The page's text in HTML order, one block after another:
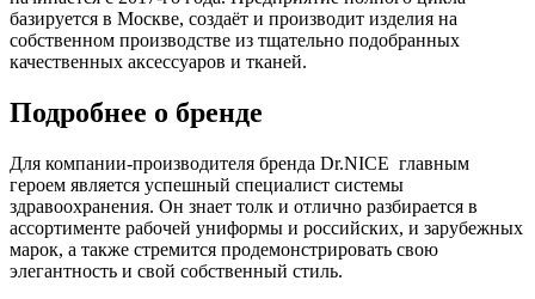
базируется в Москве, создаёт и производит изделия на
собственном производстве из тщательно подобранных
качественных аксессуаров и тканей.
Подробнее о бренде
Для компании-производителя бренда Dr.NICE главным
героем является успешный специалист системы
здравоохранения. Он знает толк и отлично разбирается в
ассортименте рабочей униформы и российских, и зарубежных
марок, а также стремится продемонстрировать свою
элегантность и свой собственный стиль.